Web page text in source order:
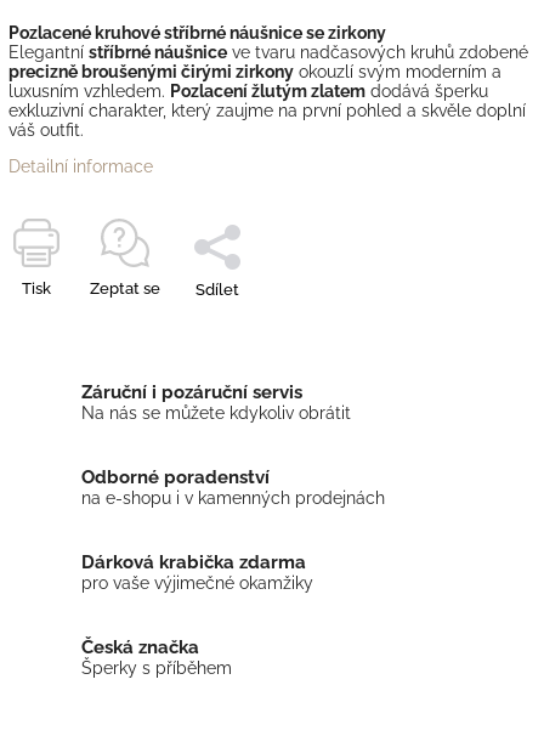
Pozlacené kruhové stříbrné náušnice se zirkony
Elegantní stříbrné náušnice ve tvaru nadčasových kruhů zdobené
precizně broušenými čirými zirkony okouzlí svým moderním a
luxusním vzhledem. Pozlacení žlutým zlatem dodává šperku
exkluzivní charakter, který zaujme na první pohled a skvěle doplní
váš outfit.
Detailní informace
Tisk Zeptat se Sdílet
Záruční i pozáruční servis
Na nás se můžete kdykoliv obrátit
Odborné poradenství
na e-shopu i v kamenných prodejnách
Dárková krabička zdarma
pro vaše výjimečné okamžiky
Česká značka
Šperky s příběhem